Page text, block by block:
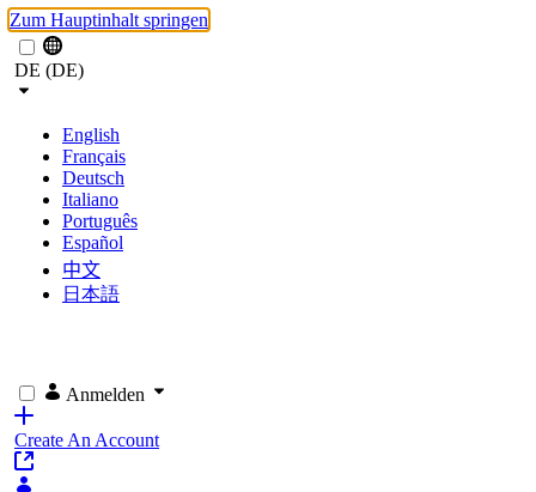
Zum Hauptinhalt springen
DE (DE)
English
Français
Deutsch
Italiano
Português
Español
中文
日本語
Anmelden
Create An Account